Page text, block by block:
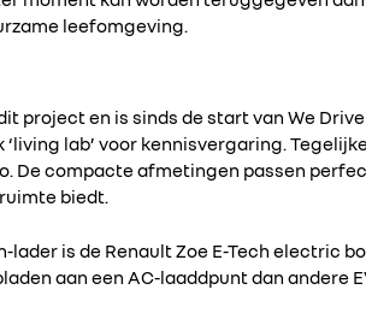
leefomgeving.
project en is sinds de start van We
lab’ voor kennisvergaring.
De compacte afmetingen passen
biedt.
lader is de Renault Zoe E-Tech electric
aan een AC-laaddpunt dan andere